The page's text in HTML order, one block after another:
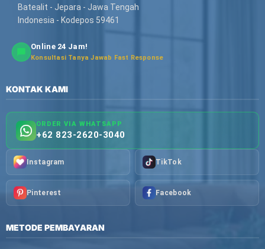
Batealit - Jepara - Jawa Tengah
Indonesia - Kodepos 59461
Online 24 Jam!
Konsultasi Tanya Jawab Fast Response
KONTAK KAMI
ORDER VIA WHATSAPP
+62 823-2620-3040
Instagram TikTok
Pinterest Facebook
METODE PEMBAYARAN